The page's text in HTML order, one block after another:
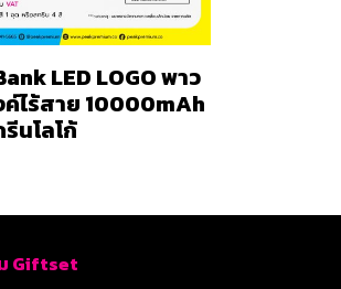
LED LOGO พาว
ค์ไร้สาย 10000mAh
นโลโก้
Giftset